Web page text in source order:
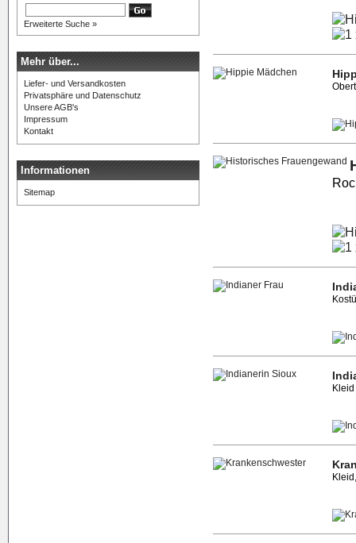
Erweiterte Suche »
Mehr über...
Liefer- und Versandkosten
Privatsphäre und Datenschutz
Unsere AGB's
Impressum
Kontakt
Informationen
Sitemap